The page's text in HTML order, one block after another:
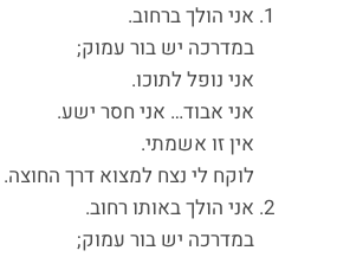
אני הולך ברחוב.
במדרכה יש בור עמוק;
אני נופל לתוכו.
אני אבוד… אני חסר ישע.
אין זו אשמתי.
לוקח לי נצח למצוא דרך החוצה.
אני הולך באותו רחוב.
במדרכה יש בור עמוק;